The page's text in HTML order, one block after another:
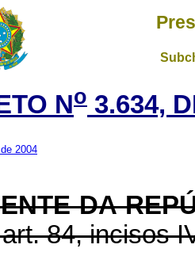
No 3.634,
2004
DA
84, incisos